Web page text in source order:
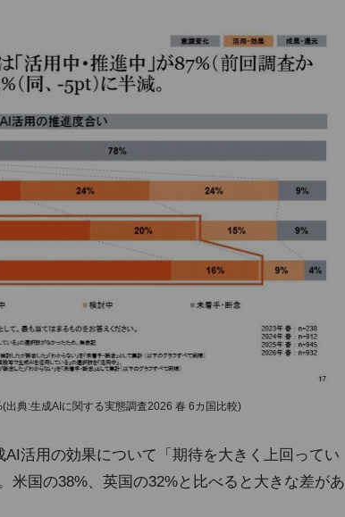
典:生成AIに関する実態調査2026 春 6カ国比較)
活用の効果について「期待を大きく上回ってい
米国の38%、英国の32%と比べると大きな差があ